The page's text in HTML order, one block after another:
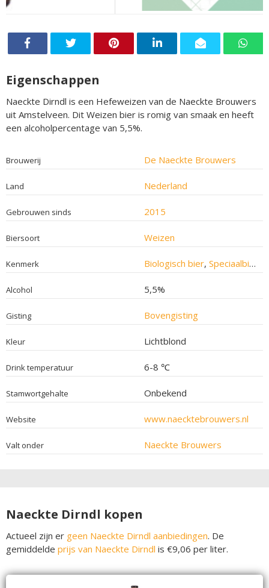
Eigenschappen
Naeckte Dirndl is een Hefeweizen van de Naeckte Brouwers
uit Amstelveen. Dit Weizen bier is romig van smaak en heeft
een alcoholpercentage van 5,5%.
Brouwerij De Naeckte Brouwers
Land Nederland
Gebrouwen sinds 2015
Biersoort Weizen
Kenmerk Biologisch bier, Speciaalbier
Alcohol 5,5%
Gisting Bovengisting
Kleur Lichtblond
Drink temperatuur 6-8 ℃
Stamwortgehalte Onbekend
Website www.naecktebrouwers.nl
Valt onder Naeckte Brouwers
Naeckte Dirndl kopen
Actueel zijn er geen Naeckte Dirndl aanbiedingen. De
gemiddelde prijs van Naeckte Dirndl is €9,06 per liter.